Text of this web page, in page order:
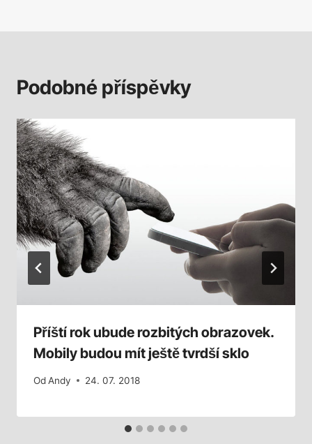
Podobné příspěvky
Příští rok ubude rozbitých obrazovek.
Mobily budou mít ještě tvrdší sklo
Od Andy 24. 07. 2018